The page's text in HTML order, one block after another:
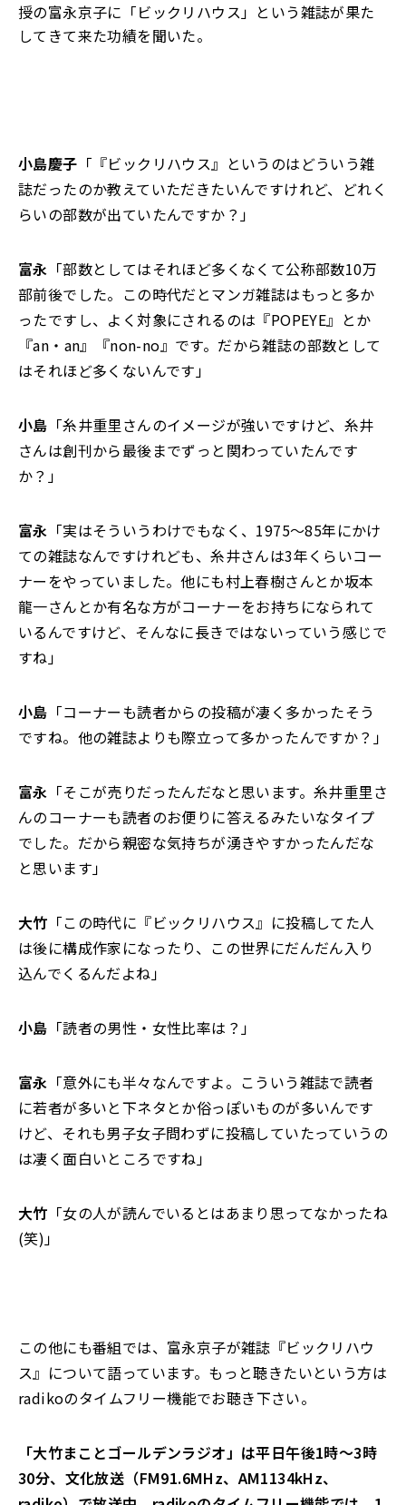
授の富永京子に「ビックリハウス」という雑誌が果た
してきて来た功績を聞いた。
小島慶子 「『ビックリハウス』というのはどういう雑
誌だったのか教えていただきたいんですけれど、どれく
らいの部数が出ていたんですか？」
富永 「部数としてはそれほど多くなくて公称部数10万
部前後でした。この時代だとマンガ雑誌はもっと多か
ったですし、よく対象にされるのは『POPEYE』とか
『an・an』『non-no』です。だから雑誌の部数として
はそれほど多くないんです」
小島 「糸井重里さんのイメージが強いですけど、糸井
さんは創刊から最後までずっと関わっていたんです
か？」
富永 「実はそういうわけでもなく、1975～85年にかけ
ての雑誌なんですけれども、糸井さんは3年くらいコー
ナーをやっていました。他にも村上春樹さんとか坂本
龍一さんとか有名な方がコーナーをお持ちになられて
いるんですけど、そんなに長きではないっていう感じで
すね」
小島 「コーナーも読者からの投稿が凄く多かったそう
ですね。他の雑誌よりも際立って多かったんですか？」
富永 「そこが売りだったんだなと思います。糸井重里さ
んのコーナーも読者のお便りに答えるみたいなタイプ
でした。だから親密な気持ちが湧きやすかったんだな
と思います」
大竹 「この時代に『ビックリハウス』に投稿してた人
は後に構成作家になったり、この世界にだんだん入り
込んでくるんだよね」
小島 「読者の男性・女性比率は？」
富永 「意外にも半々なんですよ。こういう雑誌で読者
に若者が多いと下ネタとか俗っぽいものが多いんです
けど、それも男子女子問わずに投稿していたっていうの
は凄く面白いところですね」
大竹 「女の人が読んでいるとはあまり思ってなかったね
(笑)」
この他にも番組では、富永京子が雑誌『ビックリハウ
ス』について語っています。もっと聴きたいという方は
radikoのタイムフリー機能でお聴き下さい。
「大竹まことゴールデンラジオ」は平日午後1時～3時
30分、文化放送（FM91.6MHz、AM1134kHz、